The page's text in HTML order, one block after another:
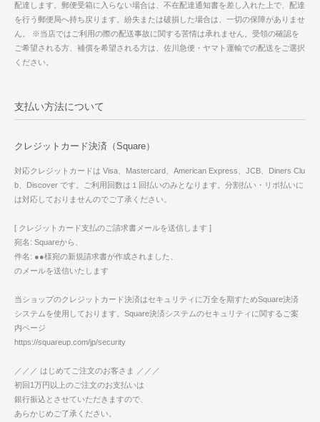
配達します。郵便受箱に入らない場合は、不在配達通知書を差し入れた上で、配達
を行う郵便局へ持ち戻ります。紛失または破損した場合は、一切の保障がありませ
ん。 ※当店ではご利用の際の配送事故に関する苦情は承れません。受領の確認を
ご希望される方、補償を希望される方は、佐川急便・ヤマト運輸での配送をご選択
ください。
支払い方法について
クレジットカード決済（Square）
対応クレジットカードは Visa、Mastercard、American Express、JCB、Diners Clu
b、Discover です。ご利用回数は１回払いのみとなります。分割払い・リボ払いに
は対応しておりませんのでご了承ください。
[ クレジットカード支払のご請求書メールを送信します ]
宛名: Squareから、
件名: ●●様宛の新規請求書が作成されました、
のメールを送信いたします
当ショップのクレジットカード決済はセキュリティに万全を期すためSquare決済
システムを使用しております。Square決済システムのセキュリティに関するご案
内ページ
https://squareup.com/jp/security
／／／ はじめてご注文のお客さま ／／／
初回1万円以上のご注文のお支払いは
銀行振込とさせていただきますので、
あらかじめご了承ください。